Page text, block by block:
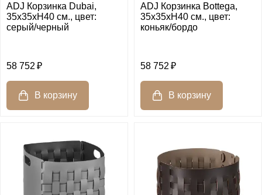
ADJ Корзинка Dubai,
35x35xH40 см., цвет:
серый/черный
58 752
ADJ Корзинка Bottega,
35x35xH40 см., цвет:
коньяк/бордо
58 752